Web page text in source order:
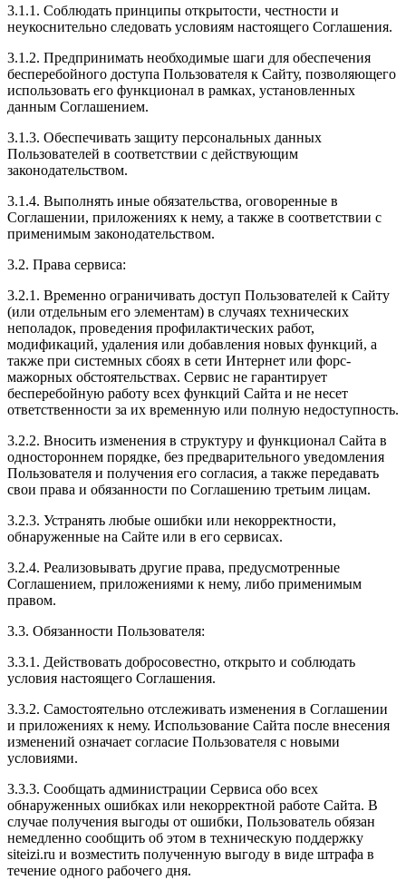
3.1.1. Соблюдать принципы открытости, честности и
неукоснительно следовать условиям настоящего Соглашения.
3.1.2. Предпринимать необходимые шаги для обеспечения
бесперебойного доступа Пользователя к Сайту, позволяющего
использовать его функционал в рамках, установленных
данным Соглашением.
3.1.3. Обеспечивать защиту персональных данных
Пользователей в соответствии с действующим
законодательством.
3.1.4. Выполнять иные обязательства, оговоренные в
Соглашении, приложениях к нему, а также в соответствии с
применимым законодательством.
3.2. Права сервиса:
3.2.1. Временно ограничивать доступ Пользователей к Сайту
(или отдельным его элементам) в случаях технических
неполадок, проведения профилактических работ,
модификаций, удаления или добавления новых функций, а
также при системных сбоях в сети Интернет или форс-
мажорных обстоятельствах. Сервис не гарантирует
бесперебойную работу всех функций Сайта и не несет
ответственности за их временную или полную недоступность.
3.2.2. Вносить изменения в структуру и функционал Сайта в
одностороннем порядке, без предварительного уведомления
Пользователя и получения его согласия, а также передавать
свои права и обязанности по Соглашению третьим лицам.
3.2.3. Устранять любые ошибки или некорректности,
обнаруженные на Сайте или в его сервисах.
3.2.4. Реализовывать другие права, предусмотренные
Соглашением, приложениями к нему, либо применимым
правом.
3.3. Обязанности Пользователя:
3.3.1. Действовать добросовестно, открыто и соблюдать
условия настоящего Соглашения.
3.3.2. Самостоятельно отслеживать изменения в Соглашении
и приложениях к нему. Использование Сайта после внесения
изменений означает согласие Пользователя с новыми
условиями.
3.3.3. Сообщать администрации Сервиса обо всех
обнаруженных ошибках или некорректной работе Сайта. В
случае получения выгоды от ошибки, Пользователь обязан
немедленно сообщить об этом в техническую поддержку
siteizi.ru и возместить полученную выгоду в виде штрафа в
течение одного рабочего дня.